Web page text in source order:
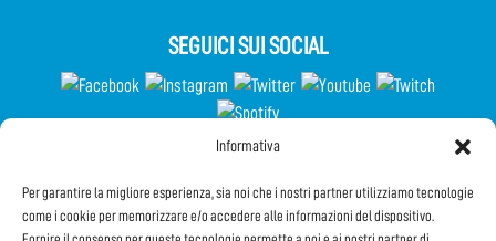
Informativa
Per garantire la migliore esperienza, sia noi che i nostri partner utilizziamo tecnologie
come i cookie per memorizzare e/o accedere alle informazioni del dispositivo.
SEGUICI SUI SOCIAL